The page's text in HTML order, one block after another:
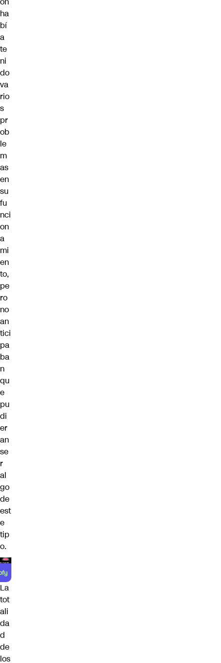
ha
bí
a
te
ni
do
va
rio
s
pr
ob
le
m
as
en
su
fu
nci
on
a
mi
en
to,
pe
ro
no
an
tici
pa
ba
n
qu
e
pu
di
er
an
se
r
al
go
de
est
e
tip
o.
La
tot
ali
da
d
de
los